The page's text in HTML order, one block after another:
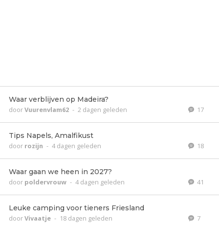
Waar verblijven op Madeira?
doorVuurenvlam62 - 2 dagen geleden 17
Tips Napels, Amalfikust
door rozijn - 4 dagen geleden 18
Waar gaan we heen in 2027?
door poldervrouw - 4 dagen geleden 41
Leuke camping voor tieners Friesland
doorVivaatje - 18 dagen geleden 7